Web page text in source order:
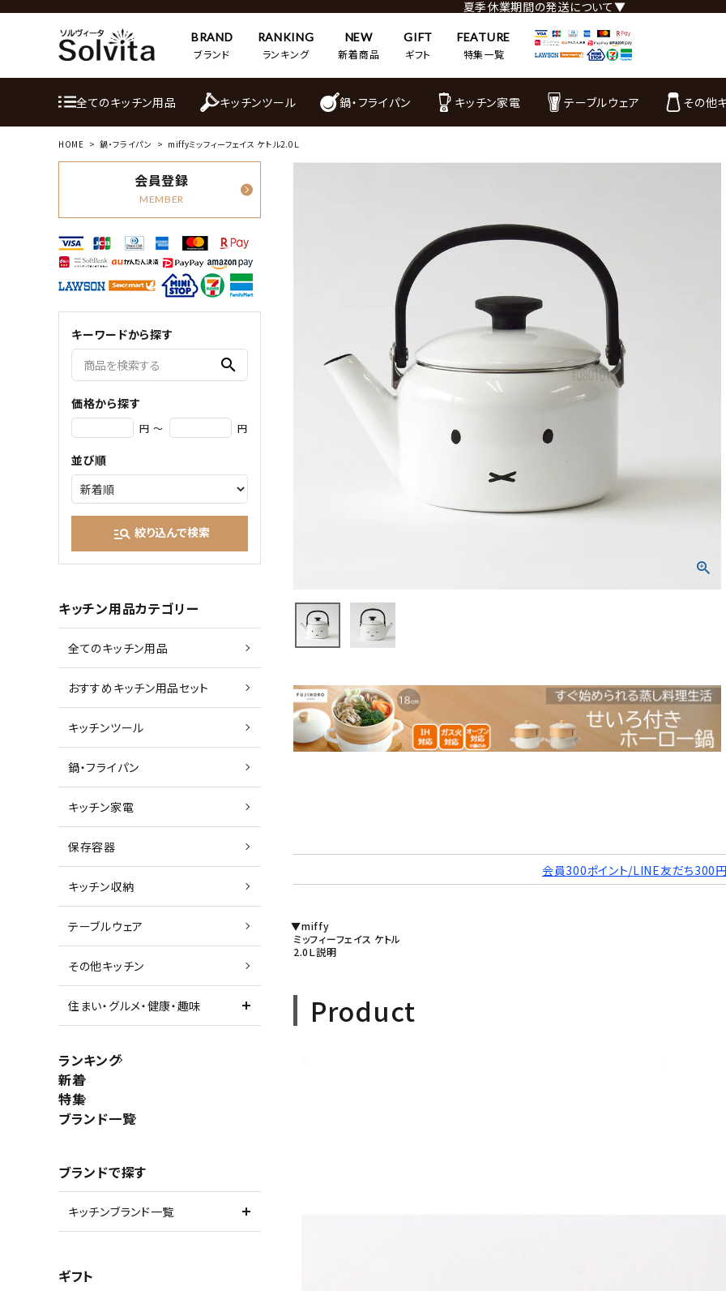
夏季休業期間の発送について▼
BRAND
ブランド
RANKING
ランキング
NEW
新着商品
GIFT
ギフト
FEATURE
特集一覧
全てのキッチン用品 キッチンツール 鍋・フライパン キッチン家電 テーブルウェア その他
HOME 鍋・フライパン miffyミッフィーフェイス ケトル2.0Ｌ
会員登録
MEMBER
キーワードから探す
search
価格から探す
円 ～ 円
並び順
manage_search 絞り込んで検索
キッチン用品カテゴリー
全てのキッチン用品
おすすめキッチン用品セット
キッチンツール
鍋・フライパン
キッチン家電
保存容器
キッチン収納
テーブルウェア
その他キッチン
住まい・グルメ・健康・趣味
ランキング
新着
特集
ブランド一覧
ブランドで探す
キッチンブランド一覧
ギフト
会員300ポイント/LINE友だち300
▼miffy
ミッフィーフェイス ケトル
2.0Ｌ説明
Product